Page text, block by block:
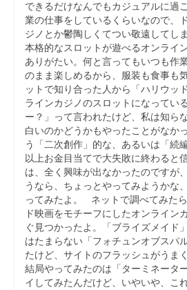
できるだけなんでもカジュアルに過
業の仕事をしているくらいなので、
ジノとか鬱陶しくてつい敬遠してし
本格的なスロットが遊べるオンライ
ありがたい。何と言ってもいつも作
のまま楽しめるから、服装も食事も
ットで知り合った人から「ハリウッ
ラインカジノのスロットになってい
ー？」って言われたけど、私は知ら
白いのかどうかもやったことがなか
う「二次創作」的な、あるいは「続
以上お金目当てで大失敗に終わると
は、全く興味が出なかったのですが
うなら、ちょっとやってみようかな
ってみたよ。 ネットで調べてみた
ド映画をモチーフにしたオンライン
ぐ見つかったよ。「ブライズメイド
はたまらない「フォチュンオブスパ
たけど、サイトのフラッシュがうま
結局やってみたのは「ターミネータ
イしてみたんだけど、いやいや、こ